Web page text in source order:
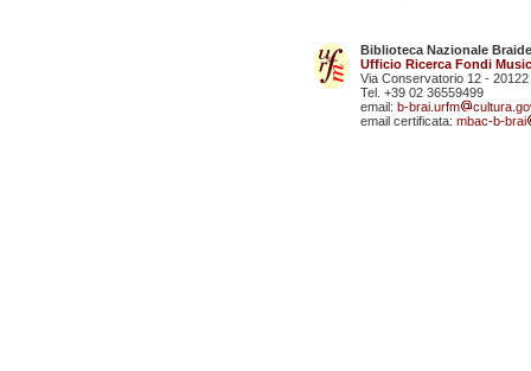
Biblioteca Nazionale
Ufficio Ricerca Fondi
Via Conservatorio 12 - 20122
Tel. +39 02 36559499
email: b-brai.urfm
email certificata: mbac-b-brai